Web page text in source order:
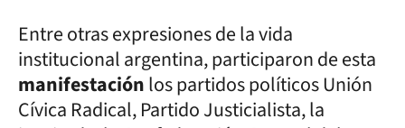
Entre otras expresiones de la vida
institucional argentina, participaron de esta
manifestaciónlos partidos políticos Unión
Cívica Radical, Partido Justicialista, la